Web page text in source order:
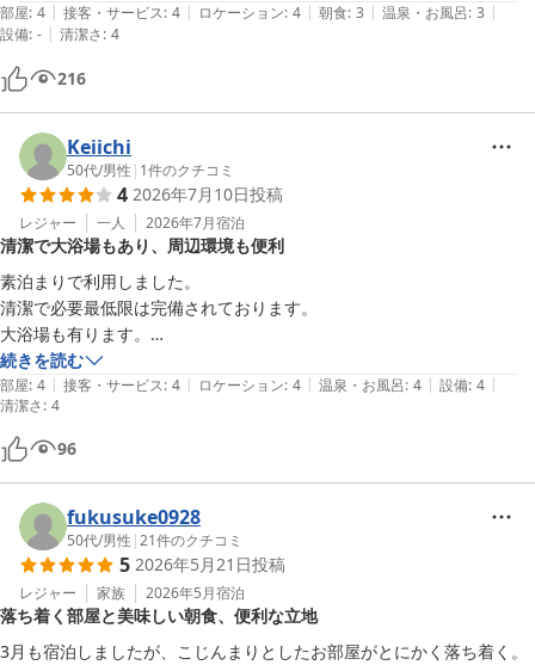
部屋: 4 | 接客・サービス: 4 | ロケーション: 4 | 朝食: 3 | 温泉・お風呂: 3 |
設備: - | 清潔さ: 4
216
Keiichi
50代/男性 | 1件のクチコミ
4 2026年7月10日投稿
レジャー 一人 2026年7月宿泊
清潔で大浴場もあり、周辺環境も便利
素泊まりで利用しました。
清潔で必要最低限は完備されております。
大浴場も有ります。
すぐ近くにスーパーマケット、コンビニが有りますので食べ物には困り
ません。
続きを読む
部屋: 4 | 接客・サービス: 4 | ロケーション: 4 | 温泉・お風呂: 4 | 設備: 4 |
清潔さ: 4
96
fukusuke0928
50代/男性 |21件のクチコミ
5 2026年5月21日投稿
レジャー 家族 2026年5月宿泊
落ち着く部屋と美味しい朝食、便利な立地
3月も宿泊しましたが、こじんまりとしたお部屋がとにかく落ち着く。